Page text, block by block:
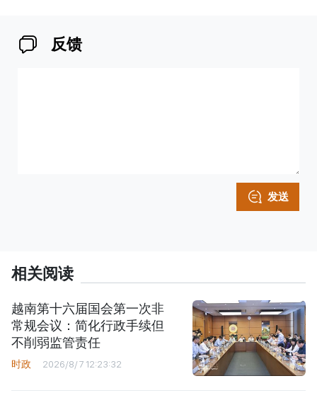
反馈
发送
相关阅读
越南第十六届国会第一次非
常规会议：简化行政手续但
不削弱监管责任
时政 2026/8/7 12:23:32